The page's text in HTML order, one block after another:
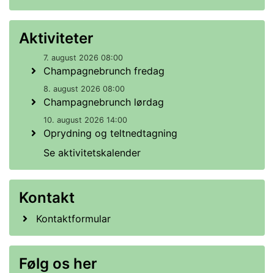
Aktiviteter
7. august 2026 08:00
Champagnebrunch fredag
8. august 2026 08:00
Champagnebrunch lørdag
10. august 2026 14:00
Oprydning og teltnedtagning
Se aktivitetskalender
Kontakt
Kontaktformular
Følg os her